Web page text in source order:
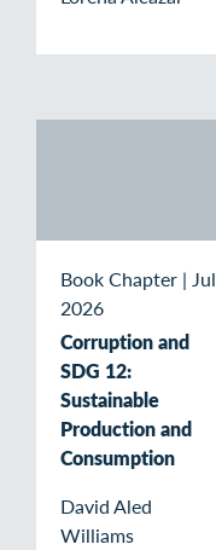
Book Chapter | Jul
2026
Corruption and
SDG 12:
Sustainable
Production and
Consumption
David Aled
Williams